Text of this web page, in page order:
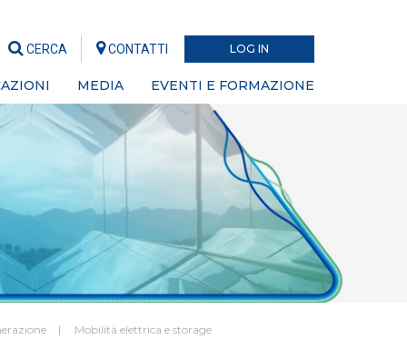
LOG IN
CERCA CONTATTI
MEDIA EVENTI E FORMAZIONE
Mobilità elettrica e storage